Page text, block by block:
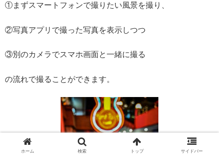
①まずスマートフォンで撮りたい風景を撮り、
②写真アプリで撮った写真を表示しつつ
③別のカメラでスマホ画面と一緒に撮る
の流れで撮ることができます。
ホーム 検索 トップ サイドバー